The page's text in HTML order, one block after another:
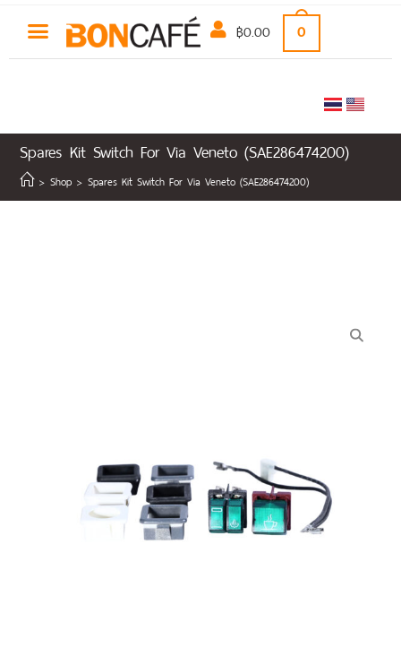
฿0.00 0
Spares Kit Switch For Via Veneto (SAE286474200)
> Shop > Spares Kit Switch For Via Veneto (SAE286474200)